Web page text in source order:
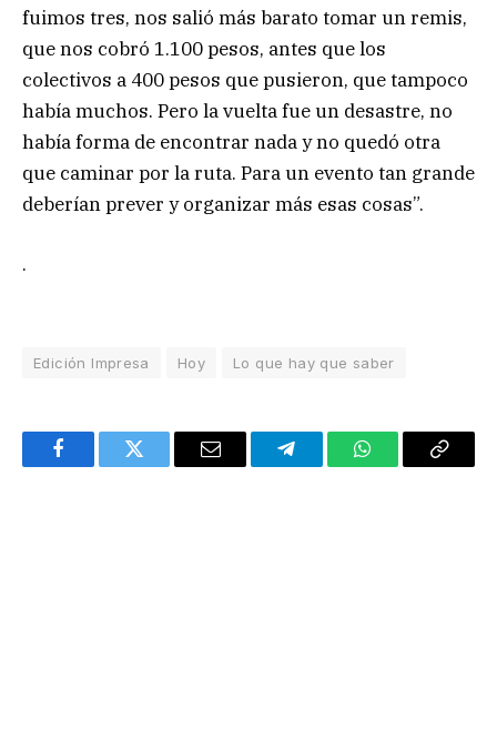
fuimos tres, nos salió más barato tomar un remis,
que nos cobró 1.100 pesos, antes que los
colectivos a 400 pesos que pusieron, que tampoco
había muchos. Pero la vuelta fue un desastre, no
había forma de encontrar nada y no quedó otra
que caminar por la ruta. Para un evento tan grande
deberían prever y organizar más esas cosas”.
.
Edición Impresa Hoy Lo que hay que saber
FacebookTwitter Email TelegramWhatsAppCopy